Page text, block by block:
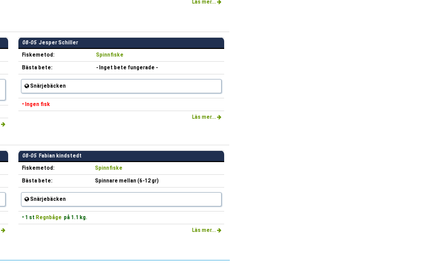
Läs mer...
08-05 Jesper Schiller
Fiskemetod: Spinnfiske
Bästa bete: - Inget bete fungerade -
Snärjebäcken
• Ingen fisk
Läs mer...
08-05 Fabian kindstedt
Fiskemetod: Spinnfiske
Bästa bete: Spinnare mellan (6-12 gr)
Snärjebäcken
• 1 st Regnbåge på 1.1 kg.
Läs mer...